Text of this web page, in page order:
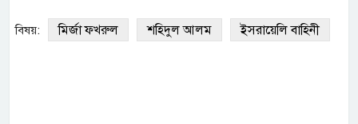
বিষয়: মির্জা ফখরুল শহিদুল আলম ইসরায়েলি বাহিনী